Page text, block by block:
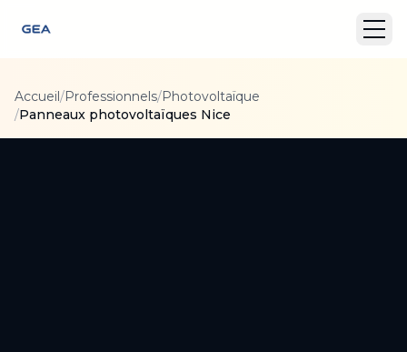
Accueil/Professionnels/Photovoltaïque
/Panneaux photovoltaïques Nice